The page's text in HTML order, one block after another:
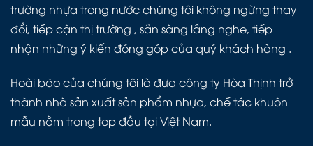
trường nhựa trong nước chúng tôi không ngừng thay
đổi, tiếp cận thị trường , sẵn sàng lắng nghe, tiếp
nhận những ý kiến đóng góp của quý khách hàng .
Hoài bão của chúng tôi là đưa công ty Hòa Thịnh trở
thành nhà sản xuất sản phẩm nhựa, chế tác khuôn
mẫu nằm trong top đầu tại Việt Nam.